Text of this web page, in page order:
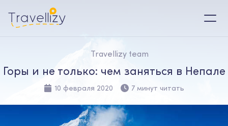
Travellizy team
Горы и не только: чем заняться в Непале
10 февраля 2020 7 минут читать